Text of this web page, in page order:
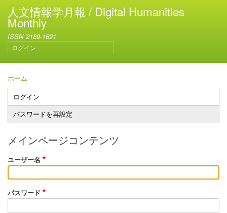
メ
イ
コ
テ
移
人文情報学月報 / Digital Humanities
Monthly
ISSN 2189-1621
ユ
ー
ザ
ー
ア
カ
ウ
ン
ト
メ
ュ
ー
ログイン
パ
ン
く
ず
ホーム
プ
ラ
マ
リ
ー
タ
ログイン
パスワードを再設定
メインページコンテンツ
ユーザー名
パスワード